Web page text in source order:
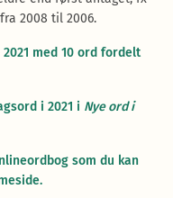
2008 til 2006.
med 10 ord fordelt
i 2021 i Nye ord i
som du kan